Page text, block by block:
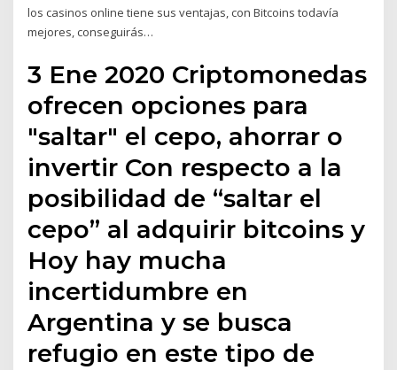
los casinos online tiene sus ventajas, con Bitcoins todavía
mejores, conseguirás…
3 Ene 2020 Criptomonedas
ofrecen opciones para
"saltar" el cepo, ahorrar o
invertir Con respecto a la
posibilidad de “saltar el
cepo” al adquirir bitcoins y
Hoy hay mucha
incertidumbre en
Argentina y se busca
refugio en este tipo de